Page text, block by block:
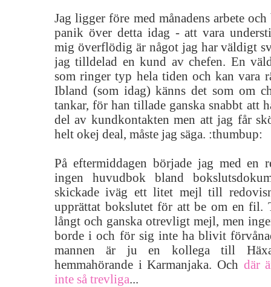
Jag ligger före med månadens arbete
panik över detta idag - att vara
mig överflödig är något jag har väldigt
jag tilldelad en kund av chefen. En
som ringer typ hela tiden och kan vara
Ibland (som idag) känns det som om
tankar, för han tillade ganska snabbt att
del av kundkontakten men att jag får
helt okej deal, måste jag säga. :thumbup:
På eftermiddagen började jag med en
ingen huvudbok bland
skickade iväg ett litet mejl till
upprättat bokslutet för att be om en
långt och ganska otrevligt mejl, men
borde i och för sig inte ha blivit
mannen är ju en kollega till
hemmahörande i Karmanjaka. Och där
inte så trevliga...